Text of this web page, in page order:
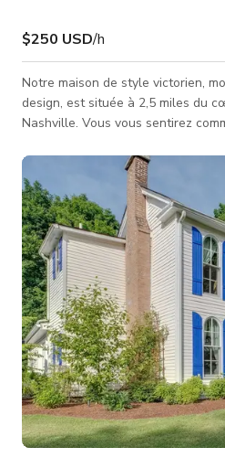
$250 USD/h
Notre maison de style victorien,
design, est située à 2,5 miles du
Nashville. Vous vous sentirez comme un local de Nashville
Nashville — à distance de
Réveillez-vous et faites une
dans les cafés les plus proches,
petit-déjeuner. Sortez et profitez